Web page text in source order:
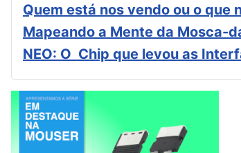
Quem está nos vendo ou o que
Mapeando a Mente da Mosca-
NEO: O Chip que levou as